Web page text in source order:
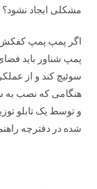
مشکلی ایجاد نشود؟
پمپ شناور باید
سوئیچ کند و از
هنگامی که نصب به
و توسط یک تابلو
شده در دفترچه